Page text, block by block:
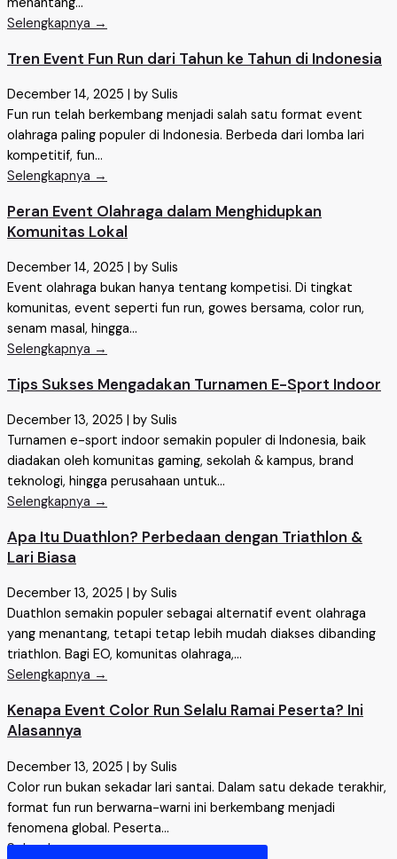
Selengkapnya →
Tren Event Fun Run dari Tahun ke Tahun di Indonesia
December 14, 2025 | by Sulis
Fun run telah berkembang menjadi salah satu format event
olahraga paling populer di Indonesia. Berbeda dari lomba lari
kompetitif, fun...
Selengkapnya →
Peran Event Olahraga dalam Menghidupkan
Komunitas Lokal
December 14, 2025
by Sulis
Event olahraga bukan hanya tentang kompetisi. Di tingkat
komunitas, event seperti fun run, gowes bersama, color run,
senam masal, hingga...
Selengkapnya →
Tips Sukses Mengadakan Turnamen E-Sport Indoor
December 13, 2025
by Sulis
Turnamen e-sport indoor semakin populer di Indonesia, baik
diadakan oleh komunitas gaming, sekolah & kampus, brand
teknologi, hingga perusahaan untuk...
Selengkapnya →
Apa Itu Duathlon? Perbedaan dengan Triathlon &
Lari Biasa
December 13, 2025
by Sulis
Duathlon semakin populer sebagai alternatif event olahraga
yang menantang, tetapi tetap lebih mudah diakses dibanding
triathlon. Bagi EO, komunitas olahraga,...
Selengkapnya →
Kenapa Event Color Run Selalu Ramai Peserta? Ini
Alasannya
December 13, 2025 | by Sulis
Color run bukan sekadar lari santai. Dalam satu dekade terakhir,
format fun run berwarna-warni ini berkembang menjadi
fenomena global. Peserta...
Selengkapnya →